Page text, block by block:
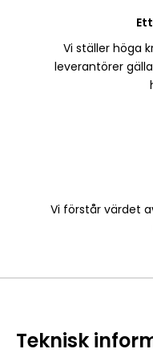
Vi ställer höga
leverantörer
Vi förstår värdet
Teknisk